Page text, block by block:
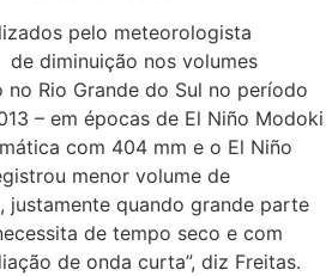
pelo meteorologista
diminuição nos volumes
Rio Grande do Sul no período
– em épocas de El Niño Modoki
com 404 mm e o El Niño
menor volume de
justamente quando grande parte
de tempo seco e com
de onda curta”, diz Freitas.